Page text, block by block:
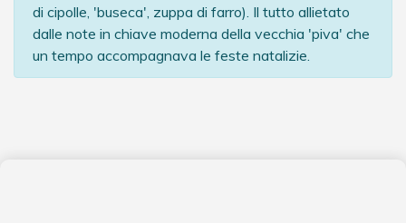
di cipolle, 'buseca', zuppa di farro). Il tutto allietato
dalle note in chiave moderna della vecchia 'piva' che
un tempo accompagnava le feste natalizie.